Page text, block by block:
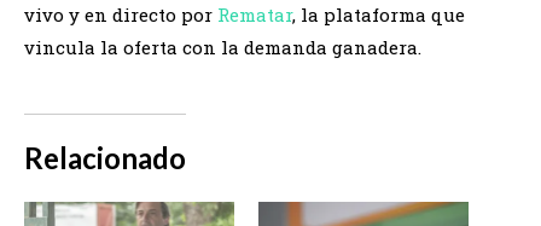
vivo y en directo por Rematar, la plataforma que
vincula la oferta con la demanda ganadera.
Relacionado